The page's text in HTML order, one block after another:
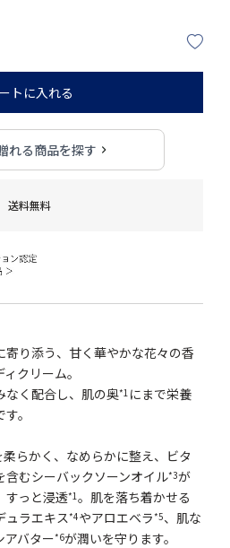
トに入れる
れる商品を探す
送料無料
り添う、甘く華やかな花々の香
クリーム。
なく配合し、肌の奥*1 にまで栄養
。
らかく、なめらかに整え、ビタ
含むシーバックソーンオイル*3が
すっと浸透*1 。肌を落ち着かせる
ュラエキス*4やアロエベラ*5、肌な
アバター*6が潤いを守ります。